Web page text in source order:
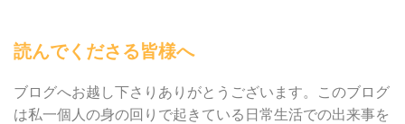
読んでくださる皆様へ
ブログへお越し下さりありがとうございます。このブログ
は私一個人の身の回りで起きている日常生活での出来事を